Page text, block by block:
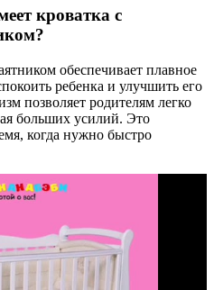
кроватка с
обеспечивает плавное
ребенка и улучшить его
позволяет родителям легко
больших усилий. Это
когда нужно быстро